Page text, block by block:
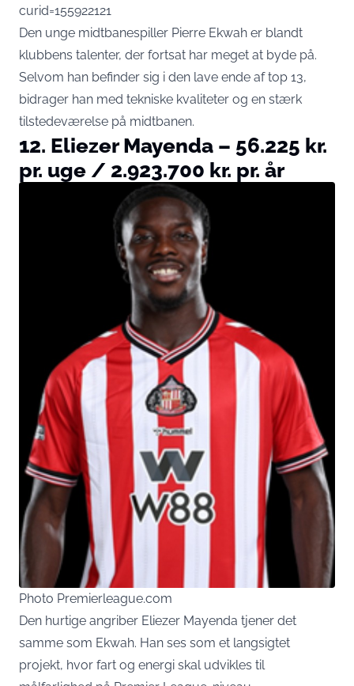
curid=155922121
Den unge midtbanespiller Pierre Ekwah er blandt
klubbens talenter, der fortsat har meget at byde på.
Selvom han befinder sig i den lave ende af top 13,
bidrager han med tekniske kvaliteter og en stærk
tilstedeværelse på midtbanen.
12. Eliezer Mayenda – 56.225 kr.
pr. uge / 2.923.700 kr. pr. år
Photo Premierleague.com
Den hurtige angriber Eliezer Mayenda tjener det
samme som Ekwah. Han ses som et langsigtet
projekt, hvor fart og energi skal udvikles til